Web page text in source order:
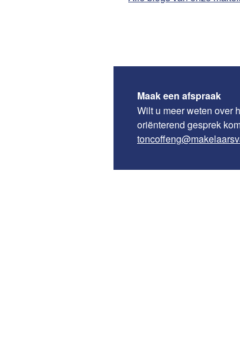
Maak een afspraak
Wilt u meer weten over
oriënterend gesprek